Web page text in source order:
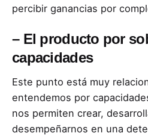
percibir ganancias por
– El producto por
capacidades
Este punto está muy
entendemos por
nos permiten crear,
desempeñarnos en una